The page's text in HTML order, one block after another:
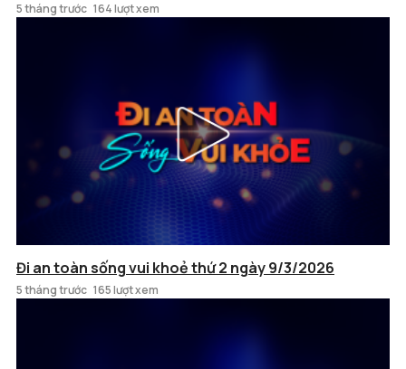
5 tháng trước 164 lượt xem
Đi an toàn sống vui khoẻ thứ 2 ngày 9/3/2026
5 tháng trước 165 lượt xem